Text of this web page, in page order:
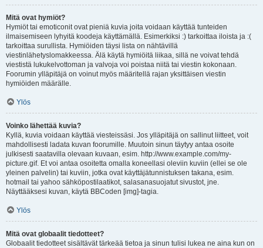
Mitä ovat hymiöt?
Hymiöt tai emoticonit ovat pieniä kuvia joita voidaan käyttää tunteiden
ilmaisemiseen lyhyitä koodeja käyttämällä. Esimerkiksi :) tarkoittaa iloista ja :(
tarkoittaa surullista. Hymiöiden täysi lista on nähtävillä
viestinlähetyslomakkeessa. Älä käytä hymiöitä liikaa, sillä ne voivat tehdä
viestistä lukukelvottoman ja valvoja voi poistaa niitä tai viestin kokonaan.
Foorumin ylläpitäjä on voinut myös määritellä rajan yksittäisen viestin
hymiöiden määrälle.
Ylös
Voinko lähettää kuvia?
Kyllä, kuvia voidaan käyttää viesteissäsi. Jos ylläpitäjä on sallinut liitteet, voit
mahdollisesti ladata kuvan foorumille. Muutoin sinun täytyy antaa osoite
julkisesti saatavilla olevaan kuvaan, esim. http://www.example.com/my-
picture.gif. Et voi antaa osoitetta omalla koneellasi oleviin kuviin (ellei se ole
yleinen palvelin) tai kuviin, jotka ovat käyttäjätunnistuksen takana, esim.
hotmail tai yahoo sähköpostilaatikot, salasanasuojatut sivustot, jne.
Näyttääksesi kuvan, käytä BBCoden [img]-tagia.
Ylös
Mitä ovat globaalit tiedotteet?
Globaalit tiedotteet sisältävät tärkeää tietoa ja sinun tulisi lukea ne aina kun on